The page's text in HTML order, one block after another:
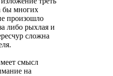
бы многих
произошло
либо рыхлая и
сложна
смысл
на